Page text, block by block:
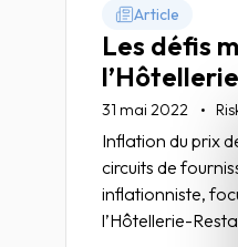
Article
Les défis
31 mai 2022
Inflation du prix
circuits de
inflationniste,
l’Hôtellerie-